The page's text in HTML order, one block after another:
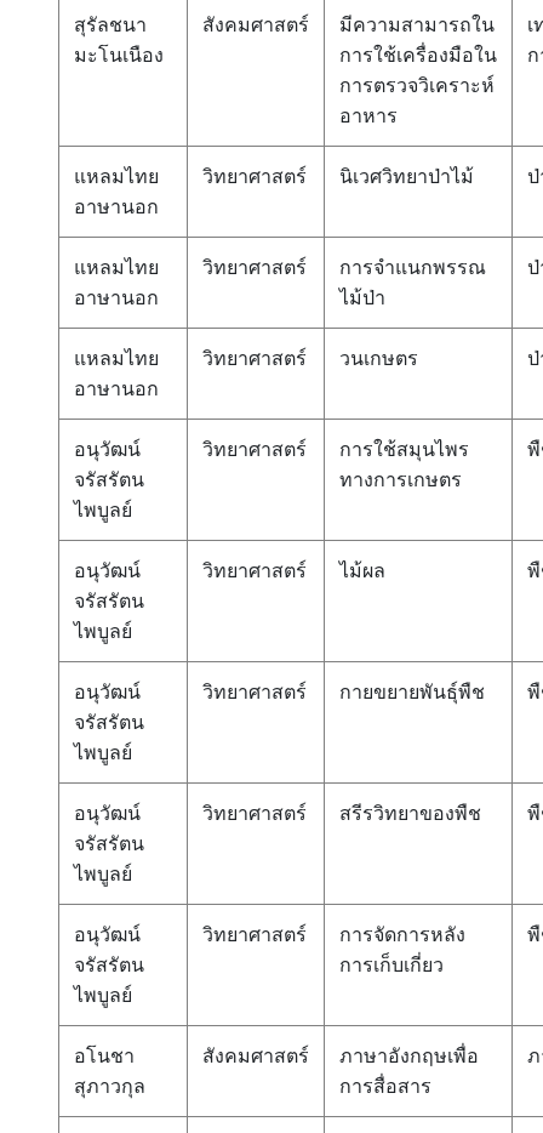
สุรัลชนา
มะโนเนือง
สังคมศาสตร์
มีความสามารถใน
การใช้เครื่องมือใน
การตรวจวิเคราะห์
อาหาร
แหลมไทย
อาษานอก
วิทยาศาสตร์ นิเวศวิทยาป่าไม้ ป่
แหลมไทย
อาษานอก
วิทยาศาสตร์
การจำแนกพรรณ
ไม้ป่า
ป่
แหลมไทย
อาษานอก
วิทยาศาสตร์ วนเกษตร ป่
อนุวัฒน์
จรัสรัตน
ไพบูลย์
วิทยาศาสตร์
การใช้สมุนไพร
ทางการเกษตร
อนุวัฒน์
จรัสรัตน
ไพบูลย์
วิทยาศาสตร์ ไม้ผล
อนุวัฒน์
จรัสรัตน
ไพบูลย์
วิทยาศาสตร์ กายขยายพันธุ์พืช
อนุวัฒน์
จรัสรัตน
ไพบูลย์
วิทยาศาสตร์ สรีรวิทยาของพืช
อนุวัฒน์
จรัสรัตน
ไพบูลย์
วิทยาศาสตร์
การจัดการหลัง
การเก็บเกี่ยว
อโนชา
สุภาวกุล
สังคมศาสตร์
ภาษาอังกฤษเพื่อ
การสื่อสาร